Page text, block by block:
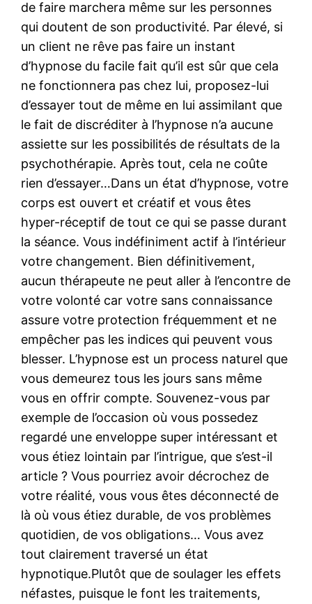
de faire marchera même sur les personnes
qui doutent de son productivité. Par élevé, si
un client ne rêve pas faire un instant
d’hypnose du facile fait qu’il est sûr que cela
ne fonctionnera pas chez lui, proposez-lui
d’essayer tout de même en lui assimilant que
le fait de discréditer à l’hypnose n’a aucune
assiette sur les possibilités de résultats de la
psychothérapie. Après tout, cela ne coûte
rien d’essayer…Dans un état d’hypnose, votre
corps est ouvert et créatif et vous êtes
hyper-réceptif de tout ce qui se passe durant
la séance. Vous indéfiniment actif à l’intérieur
votre changement. Bien définitivement,
aucun thérapeute ne peut aller à l’encontre de
votre volonté car votre sans connaissance
assure votre protection fréquemment et ne
empêcher pas les indices qui peuvent vous
blesser. L’hypnose est un process naturel que
vous demeurez tous les jours sans même
vous en offrir compte. Souvenez-vous par
exemple de l’occasion où vous possedez
regardé une enveloppe super intéressant et
vous étiez lointain par l’intrigue, que s’est-il
article ? Vous pourriez avoir décrochez de
votre réalité, vous vous êtes déconnecté de
là où vous étiez durable, de vos problèmes
quotidien, de vos obligations… Vous avez
tout clairement traversé un état
hypnotique.Plutôt que de soulager les effets
néfastes, puisque le font les traitements,